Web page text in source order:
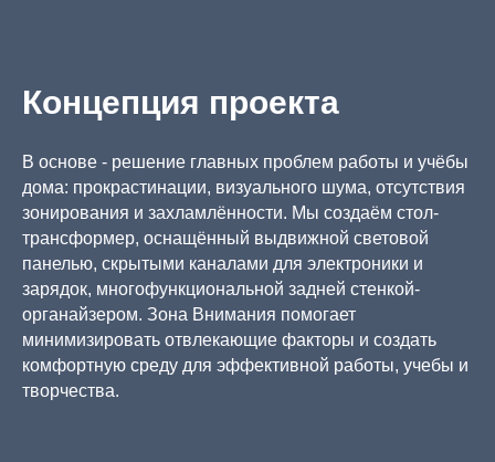
Концепция проекта
В основе - решение главных проблем работы и учёбы
дома: прокрастинации, визуального шума, отсутствия
зонирования и захламлённости. Мы создаём стол-
трансформер, оснащённый выдвижной световой
панелью, скрытыми каналами для электроники и
зарядок, многофункциональной задней стенкой-
органайзером. Зона Внимания помогает
минимизировать отвлекающие факторы и создать
комфортную среду для эффективной работы, учебы и
творчества.